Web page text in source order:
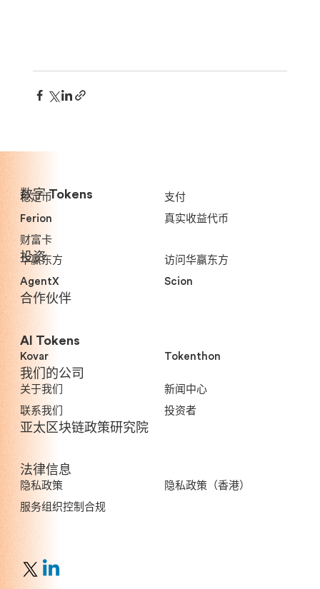
数字 Tokens
稳定币
支付
Ferion
真实收益代币
财富卡
投资
华赢东方
访问华赢东方
AgentX
Scion
合作伙伴
AI Tokens
Kovar Tokenthon
我们的公司
关于我们
新闻中心
联系我们
投资者
亚太区块链政策研究院
法律信息
隐私政策
隐私政策（香港）
服务组织控制合规